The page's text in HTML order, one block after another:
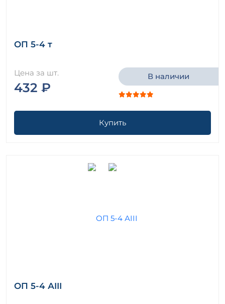
ОП 5-4 т
Цена за шт.
432 ₽
В наличии
Купить
ОП 5-4 АIII